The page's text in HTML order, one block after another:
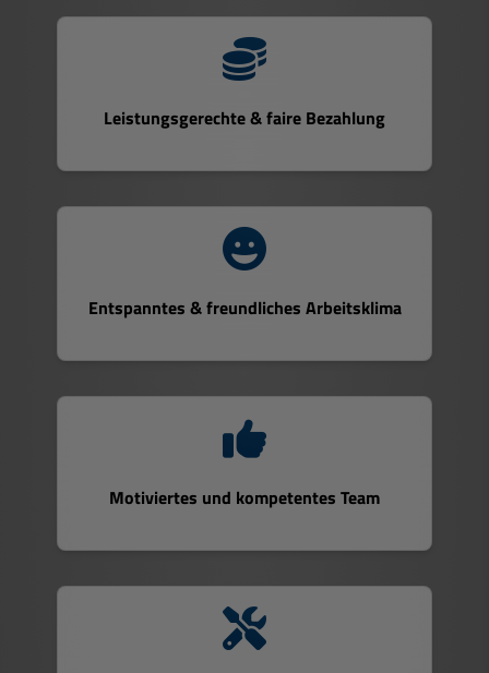
Leistungsgerechte & faire Bezahlung
Entspanntes & freundliches Arbeitsklima
Motiviertes und kompetentes Team